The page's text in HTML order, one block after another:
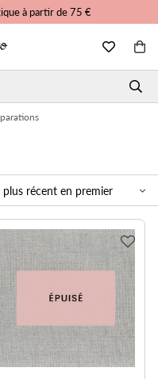
à partir de 75 €
gratuits
aujourd'hui